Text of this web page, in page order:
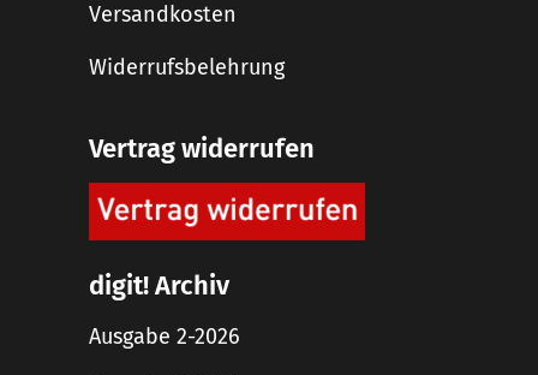
Versandkosten
Widerrufsbelehrung
Vertrag widerrufen
digit! Archiv
Ausgabe 2-2026